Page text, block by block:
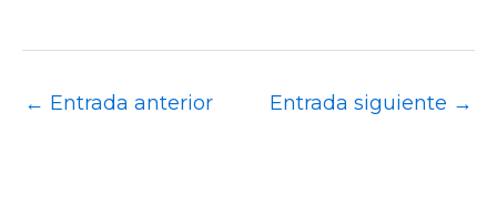
← Entrada anterior Entrada siguiente →